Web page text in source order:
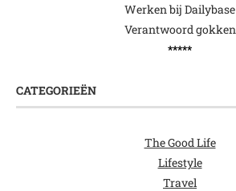
Werken bij Dailybase
Verantwoord gokken
*****
CATEGORIEËN
The Good Life
Lifestyle
Travel